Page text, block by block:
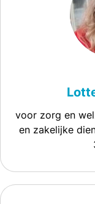
voor zorg en
en zakelijke